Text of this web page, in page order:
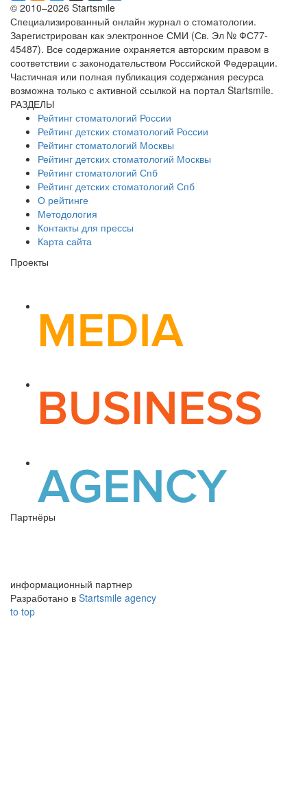
© 2010–2026 Startsmile
Специализированный онлайн журнал о стоматологии.
Зарегистрирован как электронное СМИ (Св. Эл № ФС77-
45487). Все содержание охраняется авторским правом в
соответствии с законодательством Российской Федерации.
Частичная или полная публикация содержания ресурса
возможна только с активной ссылкой на портал Startsmile.
РАЗДЕЛЫ
Рейтинг стоматологий России
Рейтинг детских стоматологий России
Рейтинг стоматологий Москвы
Рейтинг детских стоматологий Москвы
Рейтинг стоматологий Спб
Рейтинг детских стоматологий Спб
О рейтинге
Методология
Контакты для прессы
Карта сайта
Проекты
Партнёры
информационный партнер
Разработано в Startsmile agency
to top